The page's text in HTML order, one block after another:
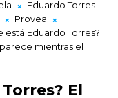
Eduardo Torres
Provea
está Eduardo Torres?
mientras el
El